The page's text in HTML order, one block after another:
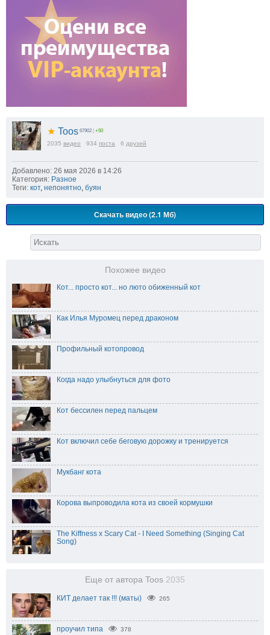
★ Toos 67902 +50
2035 видео 934 поста 6 друзей
Добавлено: 26 мая 2026 в 14:26
Категория: Разное
Теги: кот, непонятно, буян
Скачать видео (2.1 Мб)
Похожее видео
Кот... просто кот... но люто обиженный кот
Как Илья Муромец перед драконом
Профильный котопровод
Когда надо улыбнуться для фото
Кот бессилен перед пальцем
Кот включил себе беговую дорожку и тренируется
Мукбанг кота
Корова выпроводила кота из своей кормушки
The Kiffness x Scary Cat - I Need Something (Singing Cat
Song)
Еще от автора Toos 2035
КИТ делает так !!! (маты) 265
проучил типа 378